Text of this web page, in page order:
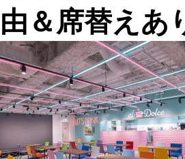
由＆席替えあ